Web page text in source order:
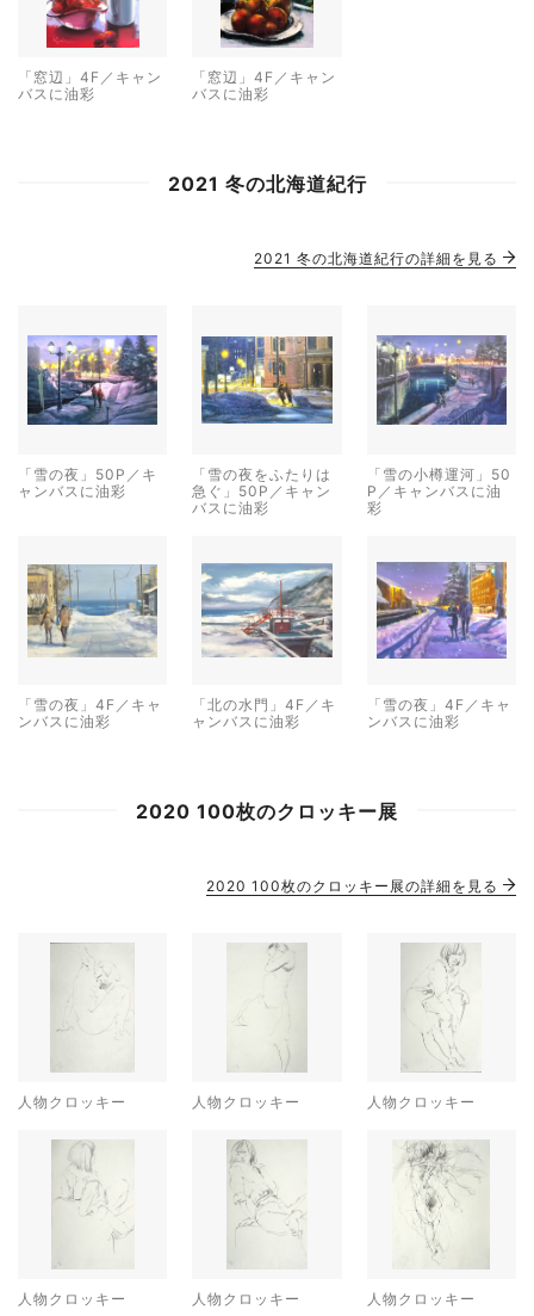
「窓辺」4F／キャン
バスに油彩
「窓辺」4F／キャン
バスに油彩
2021 冬の北海道紀行
2021 冬の北海道紀行の詳細を見る
「雪の夜」50P／キ
ャンバスに油彩
「雪の夜をふたりは
急ぐ」50P／キャン
バスに油彩
「雪の小樽運河」50
P／キャンバスに油
彩
「雪の夜」4F／キャ
ンバスに油彩
「北の水門」4F／キ
ャンバスに油彩
「雪の夜」4F／キャ
ンバスに油彩
2020 100枚のクロッキー展
2020 100枚のクロッキー展の詳細を見る
人物クロッキー 人物クロッキー 人物クロッキー
人物クロッキー 人物クロッキー 人物クロッキー